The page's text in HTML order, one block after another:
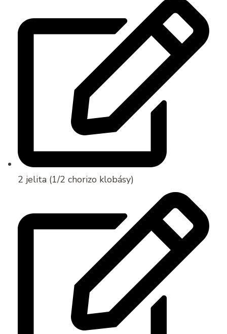
2 jelita (1/2 chorizo klobásy)